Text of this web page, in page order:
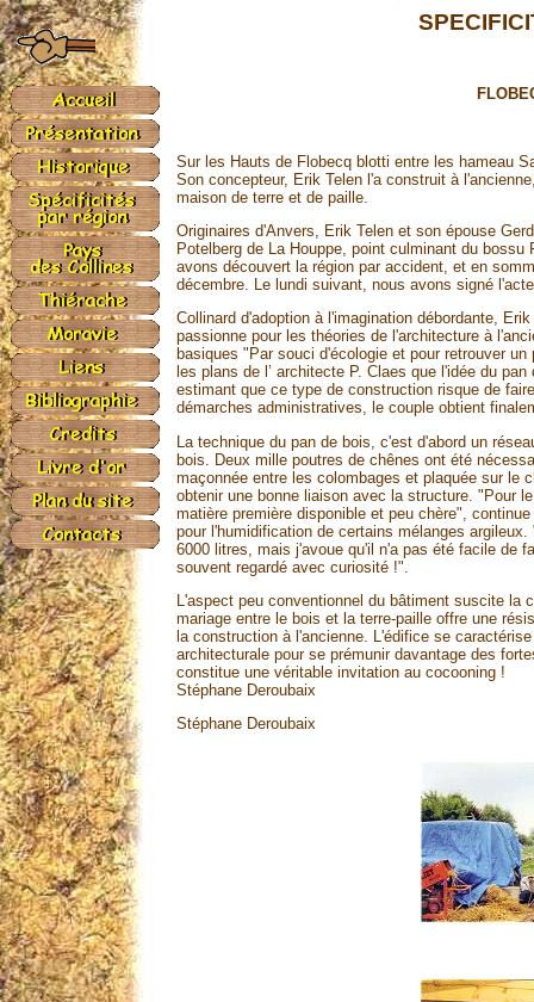
Sur les Hauts de Flobecq blotti entre les hameau
Son concepteur, Erik Telen l'a construit à
maison de terre et de paille.
Originaires d'Anvers, Erik Telen et son épouse
Potelberg de La Houppe, point culminant du
avons découvert la région par accident, et en
décembre. Le lundi suivant, nous avons signé
Collinard d'adoption à l'imagination débordante,
passionne pour les théories de l'architecture à
basiques "Par souci d'écologie et pour retrouver
les plans de l’ architecte P. Claes que l'idée du
estimant que ce type de construction risque de
démarches administratives, le couple obtient
La technique du pan de bois, c'est d'abord un
bois. Deux mille poutres de chênes ont été
maçonnée entre les colombages et plaquée sur le
obtenir une bonne liaison avec la structure. "Pour
matière première disponible et peu chère",
pour l'humidification de certains mélanges
6000 litres, mais j'avoue qu'il n'a pas été facile de
souvent regardé avec curiosité !".
L'aspect peu conventionnel du bâtiment suscite
mariage entre le bois et la terre-paille offre une
la construction à l'ancienne. L'édifice se
architecturale pour se prémunir davantage des
constitue une véritable invitation au cocooning !
Stéphane Deroubaix
Stéphane Deroubaix